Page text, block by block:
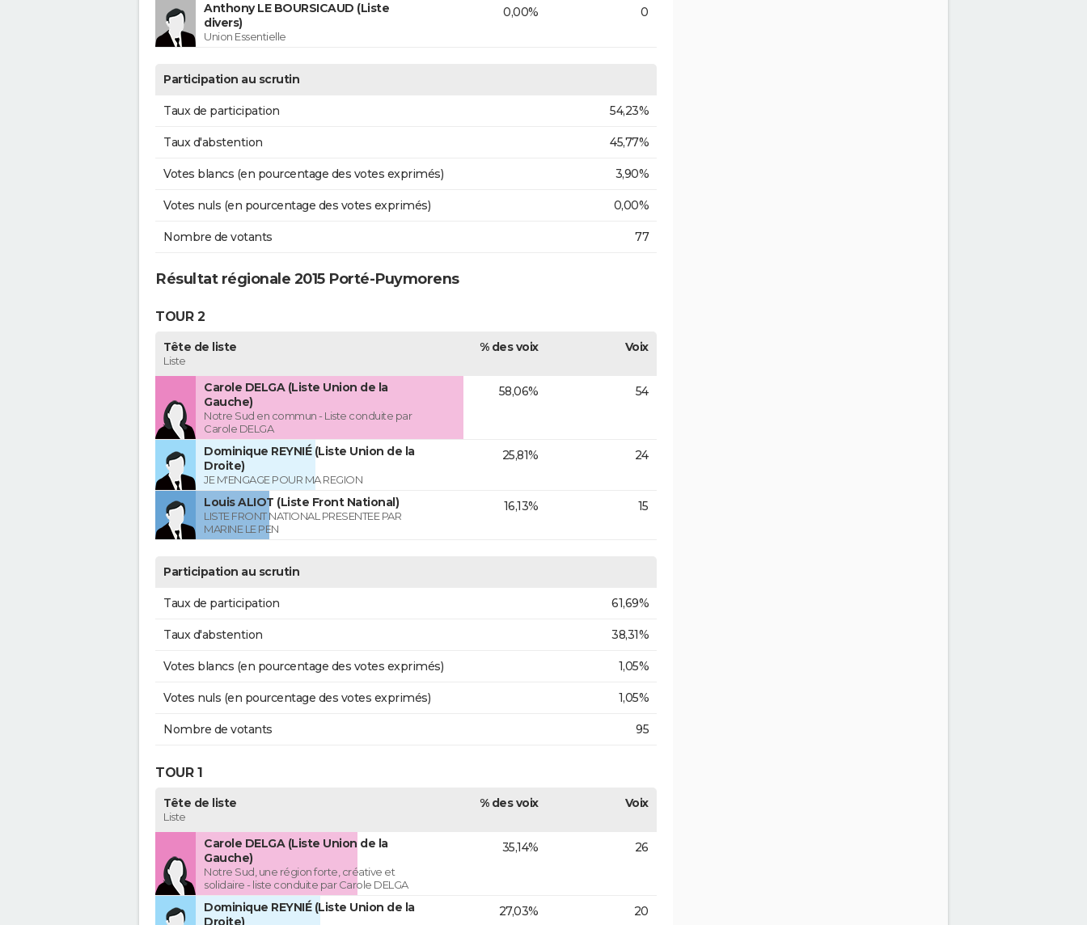
Anthony LE BOURSICAUD (Liste
divers)
Union Essentielle
0,00% 0
Participation au scrutin
Taux de participation 54,23%
Taux d'abstention 45,77%
Votes blancs (en pourcentage des votes exprimés) 3,90%
Votes nuls (en pourcentage des votes exprimés) 0,00%
Nombre de votants 77
Résultat régionale 2015 Porté-Puymorens
TOUR 2
Tête de liste
Liste
% des voix Voix
Carole DELGA (Liste Union de la
Gauche)
Notre Sud en commun - Liste conduite par
Carole DELGA
58,06% 54
Dominique REYNIÉ (Liste Union de la
Droite)
JE M'ENGAGE POUR MA REGION
25,81% 24
Louis ALIOT (Liste Front National)
LISTE FRONT NATIONAL PRESENTEE PAR
MARINE LE PEN
16,13% 15
Participation au scrutin
Taux de participation 61,69%
Taux d'abstention 38,31%
Votes blancs (en pourcentage des votes exprimés) 1,05%
Votes nuls (en pourcentage des votes exprimés) 1,05%
Nombre de votants 95
TOUR 1
Tête de liste
Liste
% des voix Voix
Carole DELGA (Liste Union de la
Gauche)
Notre Sud, une région forte, créative et
solidaire - liste conduite par Carole DELGA
35,14% 26
Dominique REYNIÉ (Liste Union de la
Droite)
27,03% 20